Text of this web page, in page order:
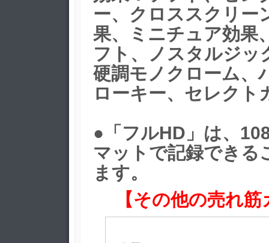
ー、クロススクリー
果、ミニチュア効果
フト、ノスタルジッ
硬調モノクローム、
ローキー、セレクト
●「フルHD」は、
マットで記録できる
ます。
【その他の売れ